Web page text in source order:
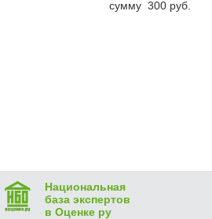
сумму 300 руб.
Национальная
база экспертов
в Оценке ру